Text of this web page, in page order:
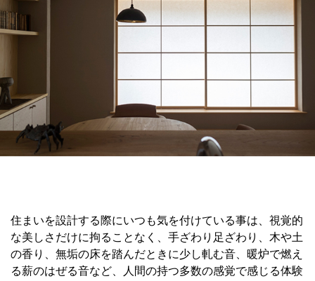
住まいを設計する際にいつも気を付けている事は、視覚的
な美しさだけに拘ることなく、手ざわり足ざわり、木や土
の香り、無垢の床を踏んだときに少し軋む音、暖炉で燃え
る薪のはぜる音など、人間の持つ多数の感覚で感じる体験